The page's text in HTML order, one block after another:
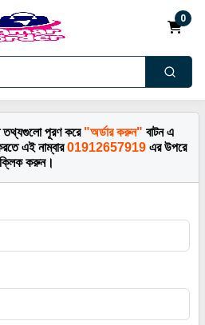
0
তথ্যগুলো পূরণ করে "অর্ডার করুন" বাটন এ
এই নাম্বার01912657919এর উপরে
ক্লিক করুন।